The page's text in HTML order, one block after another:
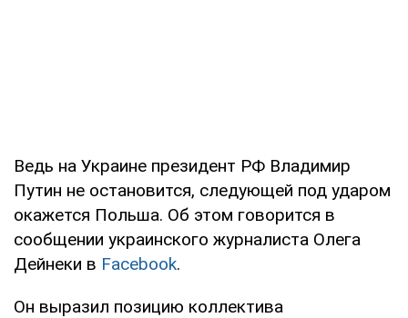
Ведь на Украине президент РФ Владимир
Путин не остановится, следующей под ударом
окажется Польша. Об этом говорится в
сообщении украинского журналиста Олега
Дейнеки в Facebook.
Он выразил позицию коллектива